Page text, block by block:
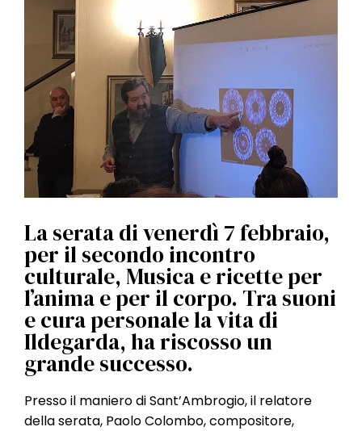
La serata di venerdì 7 febbraio,
per il secondo incontro
culturale, Musica e ricette per
l’anima e per il corpo. Tra suoni
e cura personale la vita di
Ildegarda, ha riscosso un
grande successo.
Presso il maniero di Sant’Ambrogio, il relatore
della serata, Paolo Colombo, compositore,